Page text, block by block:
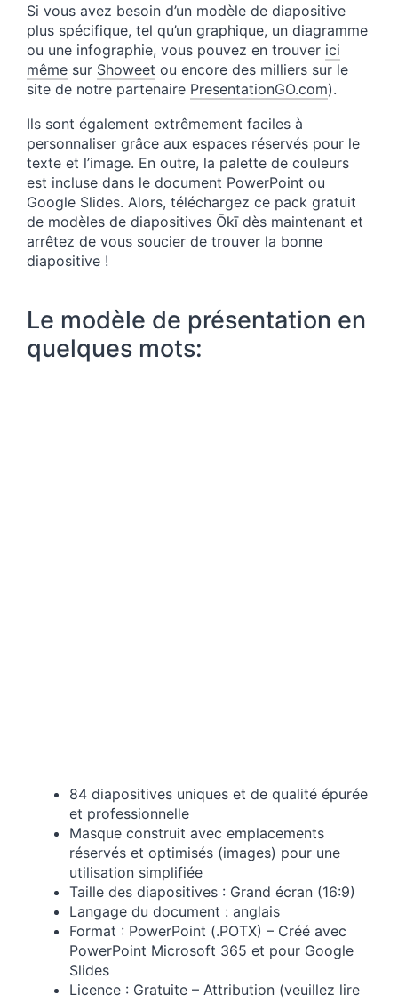
Si vous avez besoin d’un modèle de diapositive
plus spécifique, tel qu’un graphique, un diagramme
ou une infographie, vous pouvez en trouver ici
même sur Showeet ou encore des milliers sur le
site de notre partenaire PresentationGO.com).
Ils sont également extrêmement faciles à
personnaliser grâce aux espaces réservés pour le
texte et l’image. En outre, la palette de couleurs
est incluse dans le document PowerPoint ou
Google Slides. Alors, téléchargez ce pack gratuit
de modèles de diapositives Ōkī dès maintenant et
arrêtez de vous soucier de trouver la bonne
diapositive !
Le modèle de présentation en
quelques mots:
84 diapositives uniques et de qualité épurée
et professionnelle
Masque construit avec emplacements
réservés et optimisés (images) pour une
utilisation simplifiée
Taille des diapositives : Grand écran (16:9)
Langage du document : anglais
Format : PowerPoint (.POTX) – Créé avec
PowerPoint Microsoft 365 et pour Google
Slides
Licence : Gratuite – Attribution (veuillez lire